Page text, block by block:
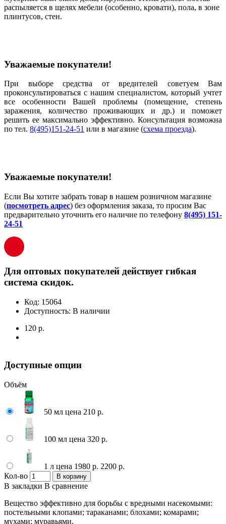
распыляется в щелях мебели (особенно, кровати), пола, в зоне
плинтусов, стен.
Уважаемые покупатели!
При выборе средства от вредителей советуем Вам
проконсультироваться с нашим специалистом, который учтет
все особенности Вашей проблемы (помещение, степень
заражения, количество проживающих и др.) и поможет
решить ее максимально эффективно. Консультация возможна
по тел. 8(495)151-24-51 или в магазине (схема проезда).
Уважаемые покупатели!
Если Вы хотите забрать товар в нашем розничном магазине
(посмотреть адрес) без оформления заказа, то просим Вас
предварительно уточнить его наличие по телефону 8(495) 151-
24-51
Для оптовых покупателей действует гибкая
система скидок.
Код: 15064
Доступность: В наличии
120 р.
Доступные опции
Объём
50 мл цена 210 р.
100 мл цена 320 р.
1 л цена 1980 р. 2200 р.
Кол-во
В корзину
В закладки В сравнение
Вещество эффективно для борьбы с вредными насекомыми:
постельными клопами; тараканами; блохами; комарами;
мухами; муравьями.